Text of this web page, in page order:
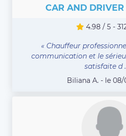
CAR AND
4.98 / 5 -
« Chauffeur
communication et le
satisfaite d
Biliana A. - le